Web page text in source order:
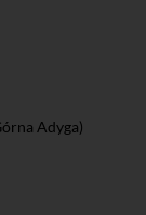
Adyga)